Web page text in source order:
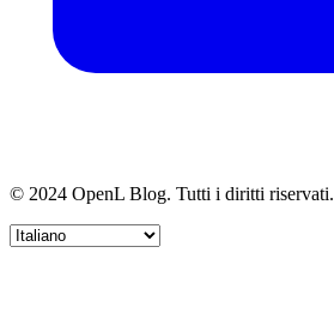
© 2024 OpenL Blog. Tutti i diritti riservati.